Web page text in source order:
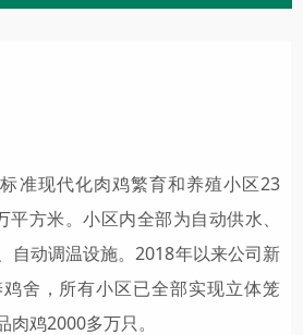
现代化肉鸡繁育和养殖小区23
方米。小区内全部为自动供水、
自动调温设施。2018年以来公司新
舍，所有小区已全部实现立体笼
鸡2000多万只。